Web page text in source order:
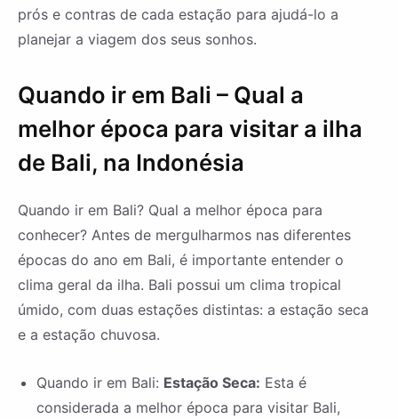
prós e contras de cada estação para ajudá-lo a
planejar a viagem dos seus sonhos.
Quando ir em Bali – Qual a
melhor época para visitar a ilha
de Bali, na Indonésia
Quando ir em Bali? Qual a melhor época para
conhecer? Antes de mergulharmos nas diferentes
épocas do ano em Bali, é importante entender o
clima geral da ilha. Bali possui um clima tropical
úmido, com duas estações distintas: a estação seca
e a estação chuvosa.
Quando ir em Bali: Estação Seca: Esta é
considerada a melhor época para visitar Bali,